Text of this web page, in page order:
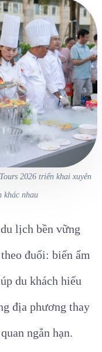
2026 triển khai xuyên
khác nhau
lịch bền vững
đuổi: biến ẩm
du khách hiểu
địa phương thay
ngắn hạn.